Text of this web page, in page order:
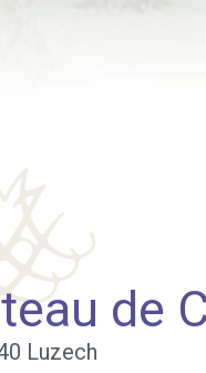
de
Luzech